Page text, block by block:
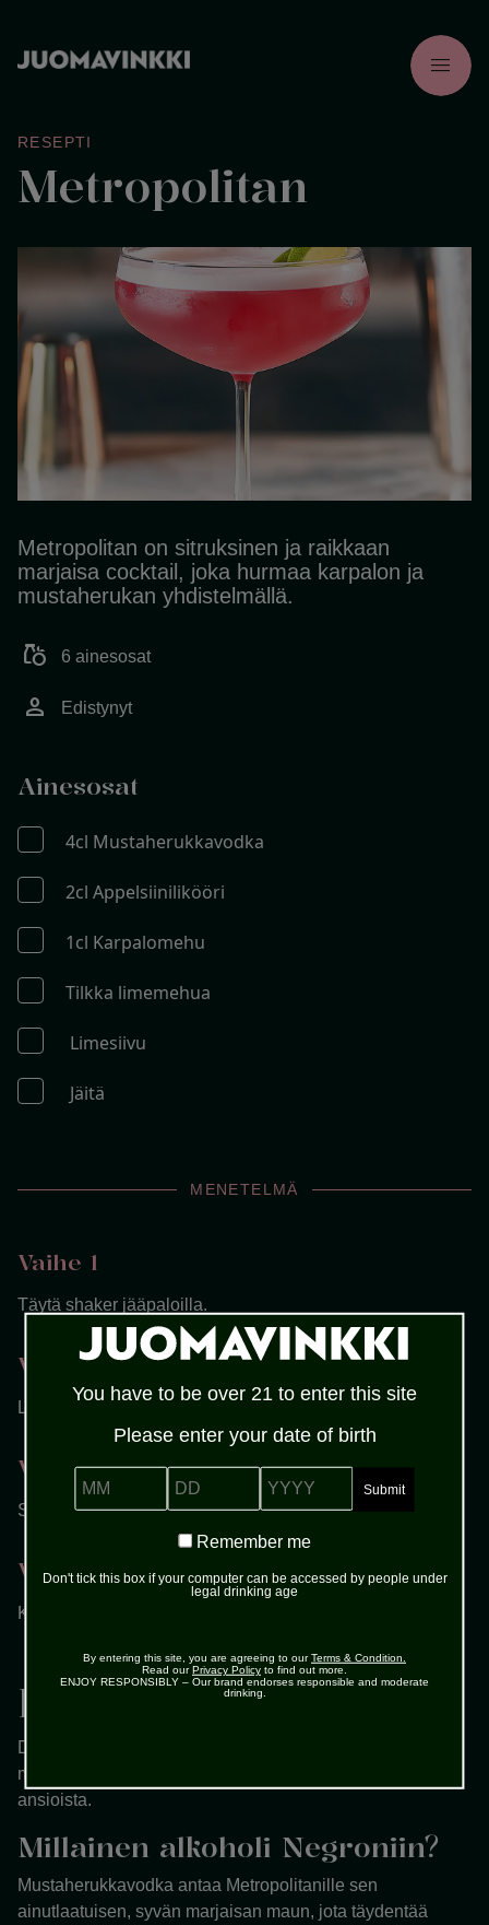
menu
RESEPTI
Metropolitan
Metropolitan on sitruksinen ja raikkaan
marjaisa cocktail, joka hurmaa karpalon ja
mustaherukan yhdistelmällä.
grocery 6 ainesosat
person Edistynyt
Ainesosat
4cl Mustaherukkavodka
2cl Appelsiinilikööri
1cl Karpalomehu
Tilkka limemehua
Limesiivu
Jäitä
MENETELMÄ
Vaihe 1
Täytä shaker jääpaloilla.
Vaihe 2
Lisää kaikki ainekset shakeriin ja ravista.
Vaihe 3
Siivilöi sekoitettu juoma cocktail-lasiin.
Vaihe 4
Koristele limesiivulla.
Historia
Drinkki syntyi aikanaan Cosmopolitanin sisarjuomaksi,
mutta erottuu omaksi ikonisekseen mustaherukkavodkan
ansioista.
Millainen alkoholi Negroniin?
Mustaherukkavodka antaa Metropolitanille sen
ainutlaatuisen, syvän marjaisan maun, jota täydentää
You have to be over 21 to enter this site
Please enter your date of birth
MM DD YYYY
Remember
Remember me
Don't tick this box if your computer can be accessed by people under
legal drinking age
By entering this site, you are agreeing to ourTerms & Condition.
Read ourPrivacy Policy to find out more.
ENJOY RESPONSIBLY – Our brand endorses responsible and moderate
drinking.